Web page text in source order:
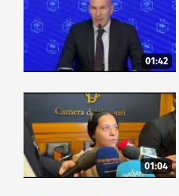
01:42
01:04